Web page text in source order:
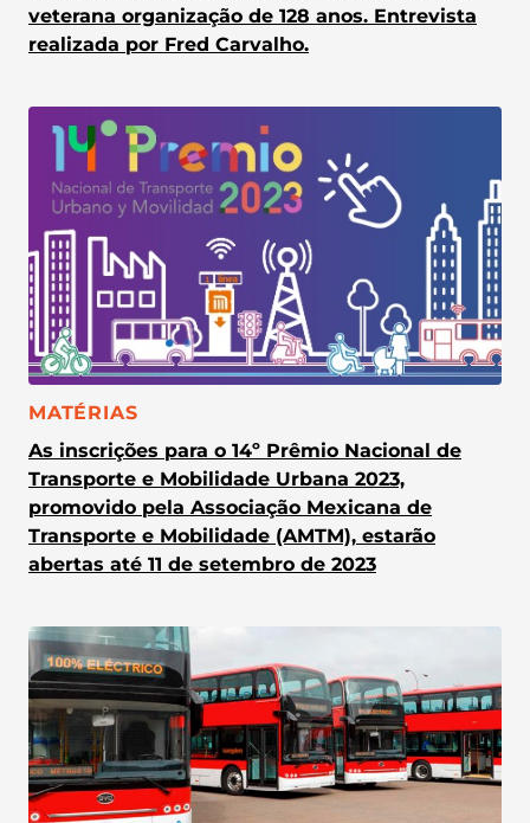
veterana organização de 128 anos. Entrevista
realizada por Fred Carvalho.
CATEGORIA:
MATÉRIAS
As inscrições para o 14º Prêmio Nacional de
Transporte e Mobilidade Urbana 2023,
promovido pela Associação Mexicana de
Transporte e Mobilidade (AMTM), estarão
abertas até 11 de setembro de 2023